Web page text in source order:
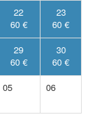
22
60 €
23
60 €
29
60 €
30
60 €
05 06